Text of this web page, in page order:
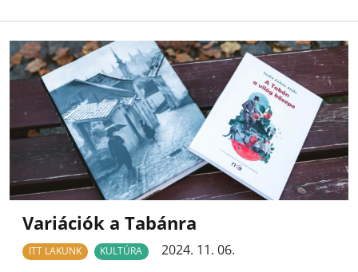
Variációk a Tabánra
ITT LAKUNK KULTÚRA
2024. 11. 06.